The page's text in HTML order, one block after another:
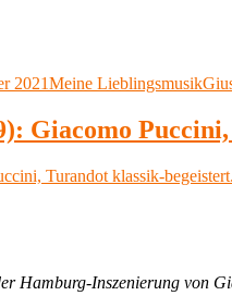
2021Kategorien
Meine Lieblingsmusik
Giacomo
Hamburg-Inszenierung von